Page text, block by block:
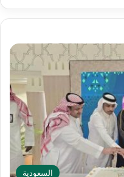
السعودية